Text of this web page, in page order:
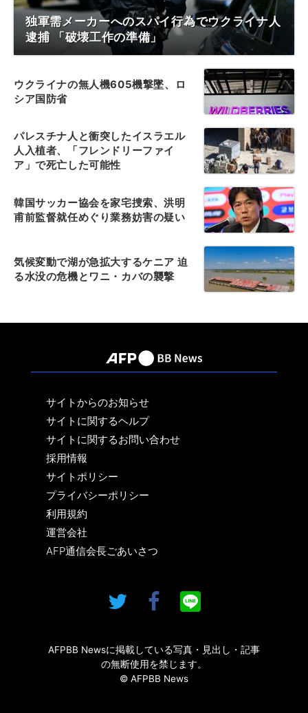
独軍需メーカーへのスパイ行為でウクライナ人
逮捕 「破壊工作の準備」
ウクライナの無人機605機撃墜、ロ
シア国防省
パレスチナ人と衝突したイスラエル
人入植者、「フレンドリーファイ
ア」で死亡した可能性
韓国サッカー協会を家宅捜索、洪明
甫前監督就任めぐり業務妨害の疑い
気候変動で湖が急拡大するケニア 迫
る水没の危機とワニ・カバの襲撃
サイトからのお知らせ
サイトに関するヘルプ
サイトに関するお問い合わせ
採用情報
サイトポリシー
プライバシーポリシー
利用規約
運営会社
AFP通信会長ごあいさつ
AFPBB Newsに掲載している写真・見出し・記事
の無断使用を禁じます。
© AFPBB News